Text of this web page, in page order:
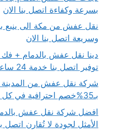
بسرعة وكفاءة اتصل بنا الان
وسريعة اتصل بنا الان
دينا نقل عفش بالدمام +
توفير اتصل بنا خدمة 24 ساعه
شركة نقل عفش من المدينة
بـ35%خصم احترافية في كل خطوة اتصل بنا الان
الأمثل لجودة لا تُقارن اتصل